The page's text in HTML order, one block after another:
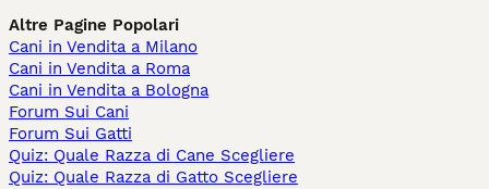
Altre Pagine Popolari
Cani in Vendita a Milano
Cani in Vendita a Roma
Cani in Vendita a Bologna
Forum Sui Cani
Forum Sui Gatti
Quiz: Quale Razza di Cane Scegliere
Quiz: Quale Razza di Gatto Scegliere